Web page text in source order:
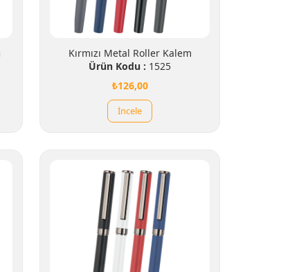
Kırmızı Metal Roller Kalem
Ürün Kodu : 1525
₺126,00
İncele